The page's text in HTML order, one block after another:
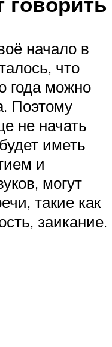
начало в
что
года можно
Поэтому
не начать
иметь
и
могут
такие как
заикание.